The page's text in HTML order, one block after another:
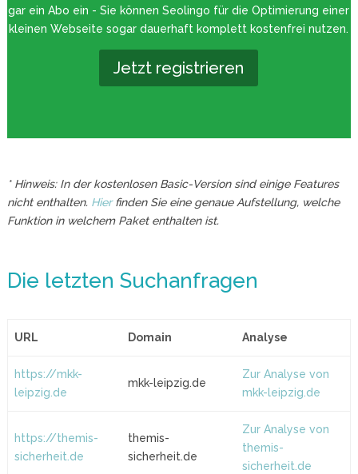
gar ein Abo ein - Sie können Seolingo für die Optimierung einer
kleinen Webseite sogar dauerhaft komplett kostenfrei nutzen.
Jetzt registrieren
* Hinweis: In der kostenlosen Basic-Version sind einige Features
nicht enthalten. Hierfinden Sie eine genaue Aufstellung, welche
Funktion in welchem Paket enthalten ist.
Die letzten Suchanfragen
URL Domain Analyse
https://mkk-
leipzig.de
mkk-leipzig.de
Zur Analyse von
mkk-leipzig.de
https://themis-
sicherheit.de
themis-
sicherheit.de
Zur Analyse von
themis-
sicherheit.de